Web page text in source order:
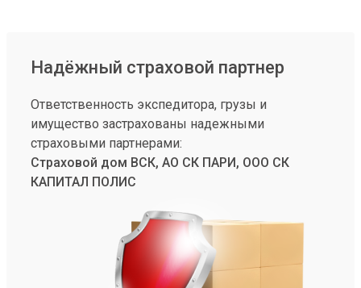
Надёжный страховой партнер
Ответственность экспедитора, грузы и
имущество застрахованы надежными
страховыми партнерами:
Страховой дом ВСК, АО СК ПАРИ, ООО СК
КАПИТАЛ ПОЛИС